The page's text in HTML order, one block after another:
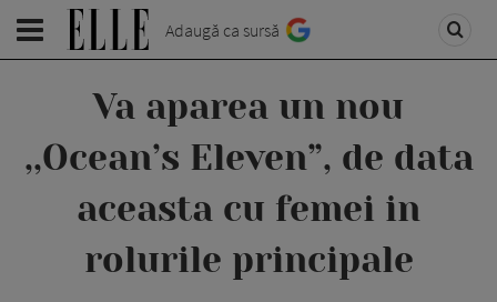
Adaugă ca sursă
Va aparea un nou
,,Ocean’s Eleven”, de data
aceasta cu femei in
rolurile principale